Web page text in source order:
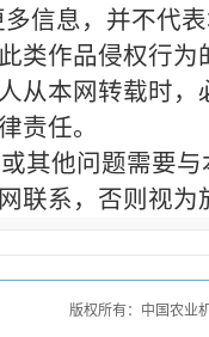
信息，并不代
类作品侵权行为
从本网转载时，
责任。
其他问题需要
联系，否则视为
版权所有：中国农